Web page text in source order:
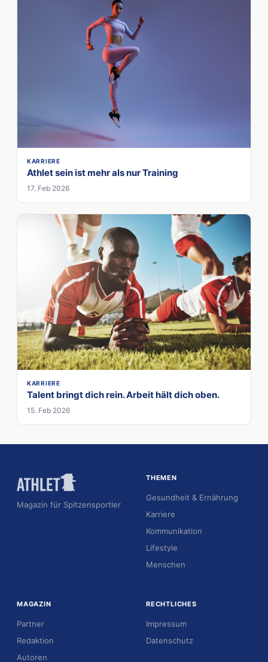
KARRIERE
Athlet sein ist mehr als nur Training
17. Feb 2026
KARRIERE
Talent bringt dich rein. Arbeit hält dich oben.
15. Feb 2026
Magazin für Spitzensportler
THEMEN
Gesundheit & Ernährung
Karriere
Kommunikation
Lifestyle
Menschen
MAGAZIN
Partner
Redaktion
Autoren
RECHTLICHES
Impressum
Datenschutz